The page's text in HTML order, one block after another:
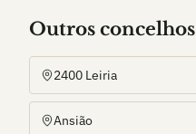
Outros concelhos
2400 Leiria
Ansião